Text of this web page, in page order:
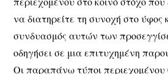
να διατηρείτε τη συνοχή στο
συνδυασμός αυτών των
οδηγήσει σε μια επιτυχημένη
Οι παραπάνω τύποι περιεχομένου